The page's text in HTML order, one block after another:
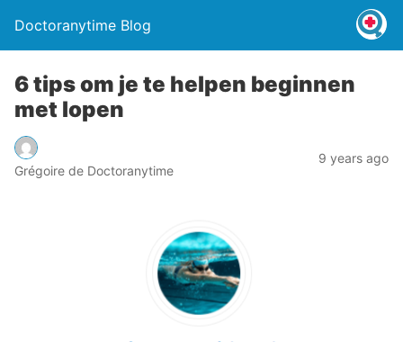
Doctoranytime Blog
6 tips om je te helpen beginnen
met lopen
Grégoire de Doctoranytime
9 years ago